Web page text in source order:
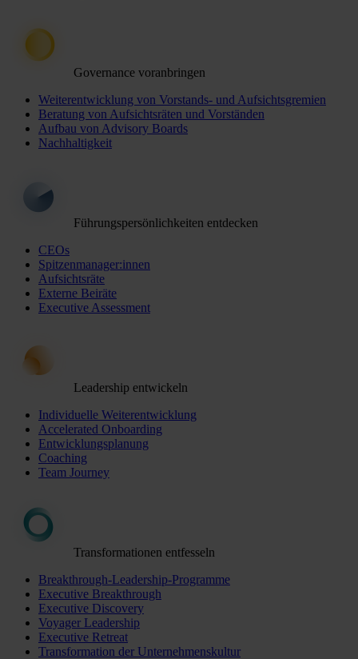
Governance voranbringen
Weiterentwicklung von Vorstands- und Aufsichtsgremien
Beratung von Aufsichtsräten und Vorständen
Aufbau von Advisory Boards
Nachhaltigkeit
Führungspersönlichkeiten entdecken
CEOs
Spitzenmanager:innen
Aufsichtsräte
Externe Beiräte
Executive Assessment
Leadership entwickeln
Individuelle Weiterentwicklung
Accelerated Onboarding
Entwicklungsplanung
Coaching
Team Journey
Transformationen entfesseln
Breakthrough-Leadership-Programme
Executive Breakthrough
Executive Discovery
Voyager Leadership
Executive Retreat
Transformation der Unternehmenskultur